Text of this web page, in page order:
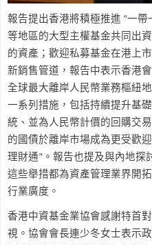
報告提出香港將積極推進 “一帶
等地區的大型主權基金共同出
的資產；歡迎私募基金在港上
新銷售管道，報告中表示香港
全球最大離岸人民幣業務樞紐
一系列措施，包括持續提升基
統、並為人民幣計價的回購交
的國債於離岸市場成為更受歡
理財通” 。報告也提及與內地探
這些舉措都為資產管理業界開
行業廣度。
香港中資基金業協會感謝特首
視。協會會長連少冬女士表示